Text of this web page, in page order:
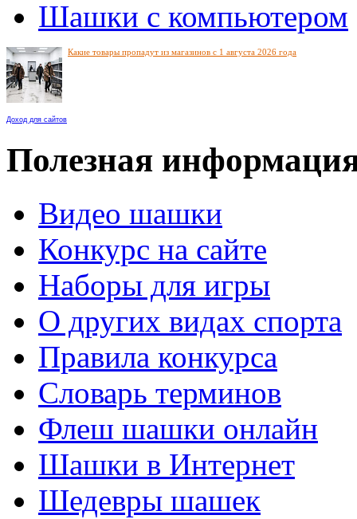
Шашки с компьютером
Какие товары пропадут из магазинов с 1 августа 2026 года
Доход для сайтов
Полезная
Видео шашки
Конкурс на сайте
Наборы для игры
О других видах спорта
Правила конкурса
Словарь терминов
Флеш шашки онлайн
Шашки в Интернет
Шедевры шашек